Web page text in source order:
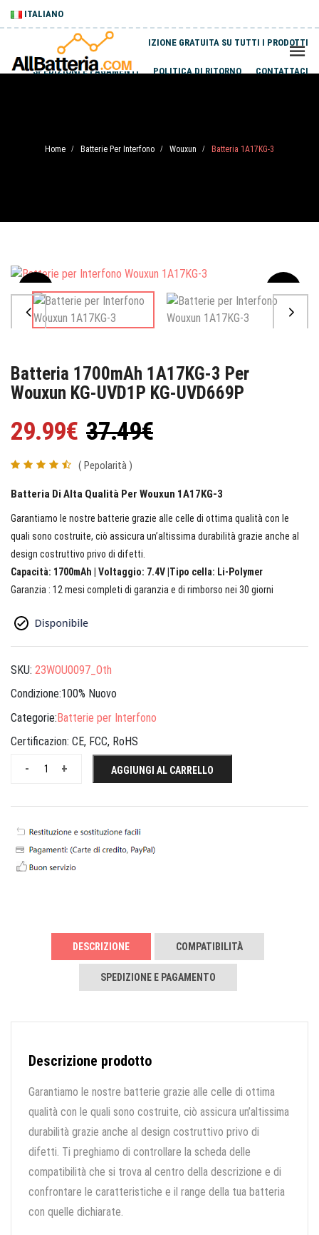
ITALIANO
SPEDIZIONE GRATUITA SU TUTTI I PRODOTTI
SPEDIZIONI E PAGAMENTI POLITICA DI RITORNO CONTATTACI
Home / Batterie Per Interfono / Wouxun / Batteria 1A17KG-3
Sale
Batteria 1700mAh 1A17KG-3 Per
Wouxun KG-UVD1P KG-UVD669P
29.99€ 37.49€
( Pepolarità )
Batteria Di Alta Qualità Per Wouxun 1A17KG-3
Garantiamo le nostre batterie grazie alle celle di ottima qualità con le
quali sono costruite, ciò assicura un’altissima durabilità grazie anche al
design costruttivo privo di difetti.
Capacità: 1700mAh | Voltaggio: 7.4V |Tipo cella: Li-Polymer
Garanzia : 12 mesi completi di garanzia e di rimborso nei 30 giorni
SKU: 23WOU0097_Oth
Condizione:100% Nuovo
Categorie:Batterie per Interfono
Certificazion: CE, FCC, RoHS
+
- AGGIUNGI AL CARRELLO
DESCRIZIONE COMPATIBILITÀ
SPEDIZIONE E PAGAMENTO
Descrizione prodotto
Garantiamo le nostre batterie grazie alle celle di ottima
qualità con le quali sono costruite, ciò assicura un’altissima
durabilità grazie anche al design costruttivo privo di
difetti. Ti preghiamo di controllare la scheda delle
compatibilità che si trova al centro della descrizione e di
confrontare le caratteristiche e il range della tua batteria
con quelle dichiarate.